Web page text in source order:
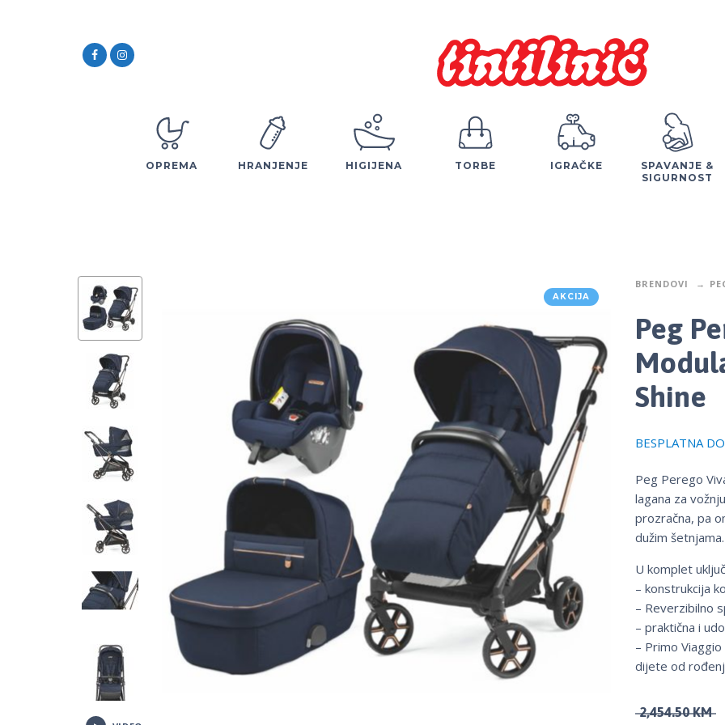
OPREMA HRANJENJE HIGIJENA TORBE IGRAČKE
SPAVANJE &
SIGURNOST
AKCIJA
BRENDOVI
Peg
Shine
BESPLATNA
Peg Perego
lagana za
prozračna, pa
dužim šetnjama.
U komplet
– konstrukcija
– Reverzibilno
– praktična i
– Primo
dijete od
2,454.50KM